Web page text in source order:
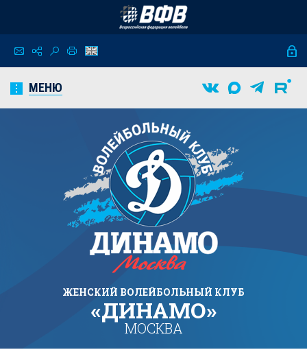
МЕНЮ
ЖЕНСКИЙ ВОЛЕЙБОЛЬНЫЙ КЛУБ
«ДИНАМО»
МОСКВА